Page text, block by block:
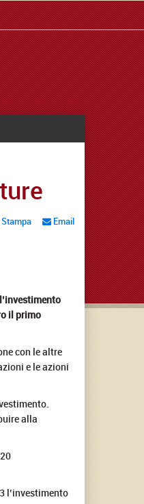
Stampa Email
il primo
con le altre
e le azioni
alla
l’investimento